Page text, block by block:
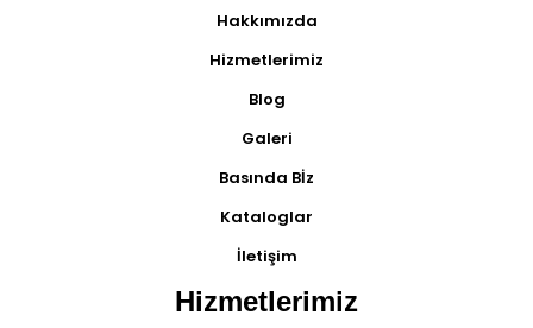
Hakkımızda
Hizmetlerimiz
Blog
Galeri
Basında Bİz
Kataloglar
İletişim
Hizmetlerimiz